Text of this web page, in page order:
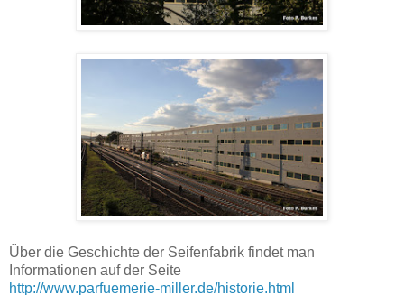
Über die Geschichte der Seifenfabrik findet man
Informationen auf der Seite
http://www.parfuemerie-miller.de/historie.html